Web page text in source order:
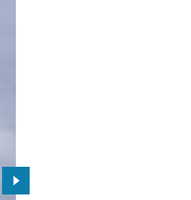
Przejdź do kolejnego zdjęcia.